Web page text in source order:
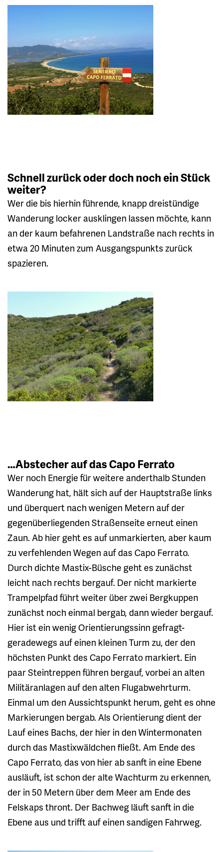
Schnell zurück oder doch noch ein Stück
weiter?
Wer die bis hierhin führende, knapp dreistündige
Wanderung locker ausklingen lassen möchte, kann
an der kaum befahrenen Landstraße nach rechts in
etwa 20 Minuten zum Ausgangspunkts zurück
spazieren.
…Abstecher auf das Capo Ferrato
Wer noch Energie für weitere anderthalb Stunden
Wanderung hat, hält sich auf der Hauptstraße links
und überquert nach wenigen Metern auf der
gegenüberliegenden Straßenseite erneut einen
Zaun. Ab hier geht es auf unmarkierten, aber kaum
zu verfehlenden Wegen auf das Capo Ferrato.
Durch dichte Mastix-Büsche geht es zunächst
leicht nach rechts bergauf. Der nicht markierte
Trampelpfad führt weiter über zwei Bergkuppen
zunächst noch einmal bergab, dann wieder bergauf.
Hier ist ein wenig Orientierungssinn gefragt-
geradewegs auf einen kleinen Turm zu, der den
höchsten Punkt des Capo Ferrato markiert. Ein
paar Steintreppen führen bergauf, vorbei an alten
Militäranlagen auf den alten Flugabwehrturm.
Einmal um den Aussichtspunkt herum, geht es ohne
Markierungen bergab. Als Orientierung dient der
Lauf eines Bachs, der hier in den Wintermonaten
durch das Mastixwäldchen fließt. Am Ende des
Capo Ferrato, das von hier ab sanft in eine Ebene
ausläuft, ist schon der alte Wachturm zu erkennen,
der in 50 Metern über dem Meer am Ende des
Felskaps thront. Der Bachweg läuft sanft in die
Ebene aus und trifft auf einen sandigen Fahrweg.